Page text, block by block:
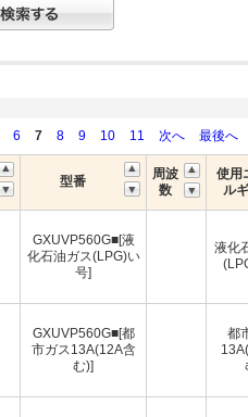
6 7 8 9 10 11 次へ 最後へ
型番
周波
数
使用
ル
GXUVP560G■[液
化石油ガス(LPG)い
号]
液化
GXUVP560G■[都
市ガス13A(12A含
む)]
都